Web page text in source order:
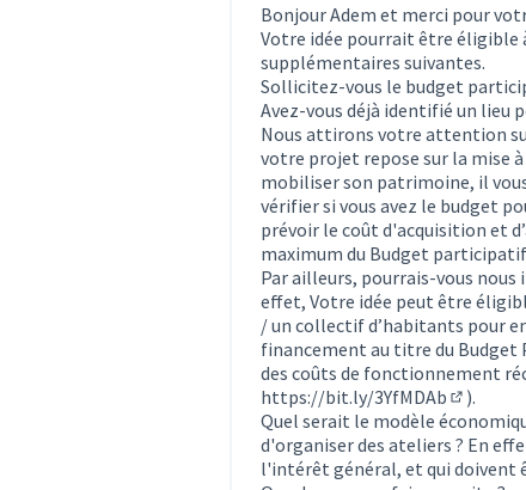
Bonjour Adem et merci pour
Votre idée pourrait être éligible
supplémentaires suivantes.
Sollicitez-vous le budget
Avez-vous déjà identifié un lieu
Nous attirons votre attention
votre projet repose sur la mise à
mobiliser son patrimoine, il
vérifier si vous avez le budget
prévoir le coût d'acquisition et
maximum du Budget
Par ailleurs, pourrais-vous nous
effet, Votre idée peut être
/ un collectif d’habitants pour
financement au titre du Budget
des coûts de fonctionnement
https://bit.ly/3YfMDAb
(Lien
).
Quel serait le modèle
d'organiser des ateliers ? En
l'intérêt général, et qui doivent